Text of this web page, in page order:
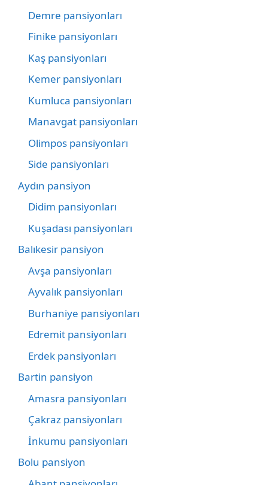
Demre pansiyonları
Finike pansiyonları
Kaş pansiyonları
Kemer pansiyonları
Kumluca pansiyonları
Manavgat pansiyonları
Olimpos pansiyonları
Side pansiyonları
Aydın pansiyon
Didim pansiyonları
Kuşadası pansiyonları
Balıkesir pansiyon
Avşa pansiyonları
Ayvalık pansiyonları
Burhaniye pansiyonları
Edremit pansiyonları
Erdek pansiyonları
Bartin pansiyon
Amasra pansiyonları
Çakraz pansiyonları
İnkumu pansiyonları
Bolu pansiyon